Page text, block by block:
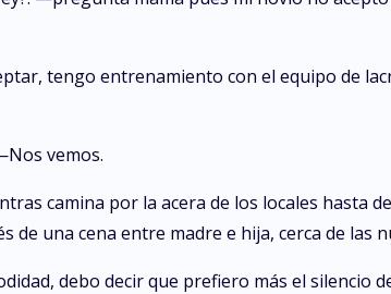
tengo entrenamiento con el equipo de
vemos.
camina por la acera de los locales hasta
una cena entre madre e hija, cerca de las
debo decir que prefiero más el silencio